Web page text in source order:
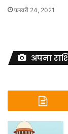
फ़रवरी 24, 2021
अपना